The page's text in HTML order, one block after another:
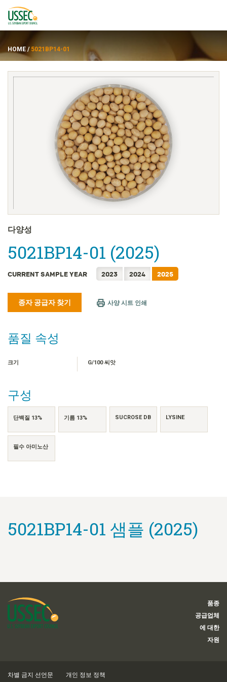
ENGLISH
FRANÇAIS
日本語
简体中文
繁體中文
TIẾNG VIỆT
HOME / 5021BP14-01
다양성
5021BP14-01 (2025)
CURRENT SAMPLE YEAR 2023 2024 2025
종자 공급자 찾기 사양 시트 인쇄
품질 속성
크기 G/100 씨앗
구성
단백질 13% 기름 13% SUCROSE DB LYSINE
필수 아미노산
5021BP14-01 샘플 (2025)
품종
공급업체
에 대한
자원
차별 금지 선언문 개인 정보 정책